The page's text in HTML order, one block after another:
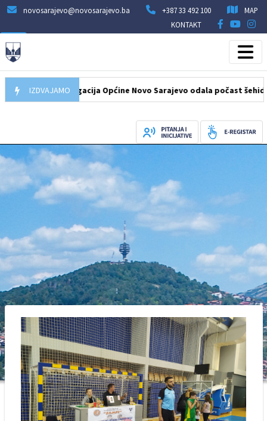
novosarajevo@novosarajevo.ba +387 33 492 100
MAP
KONTAKT
IZDVAJAMO
Delegacija Općine Novo Sarajevo odala počast šehidima i